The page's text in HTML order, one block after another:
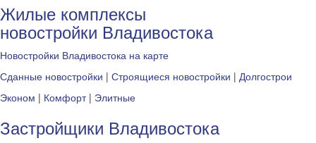
Жилые комплексы
новостройки Владивостока
Новостройки Владивостока на карте
Сданные новостройки | Строящиеся новостройки | Долгострои
Эконом | Комфорт| Элитные
Застройщики Владивостока